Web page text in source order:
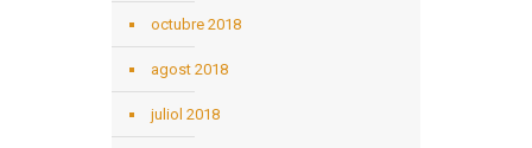
octubre 2018
agost 2018
juliol 2018